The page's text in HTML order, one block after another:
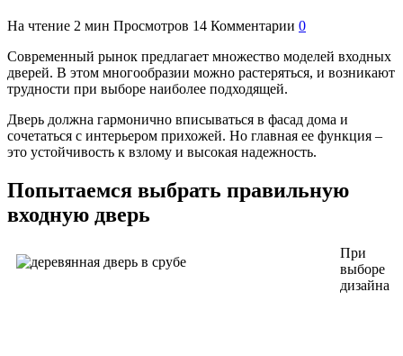
На чтение 2 мин Просмотров 14 Комментарии 0
Современный рынок предлагает множество моделей входных
дверей. В этом многообразии можно растеряться, и возникают
трудности при выборе наиболее подходящей.
Дверь должна гармонично вписываться в фасад дома и
сочетаться с интерьером прихожей. Но главная ее функция –
это устойчивость к взлому и высокая надежность.
Попытаемся выбрать правильную
входную дверь
При
выборе
дизайна